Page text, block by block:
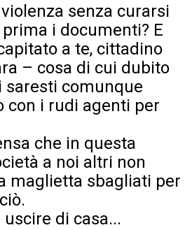
senza curarsi
i documenti? E
a te, cittadino
– cosa di cui dubito
comunque
con i rudi agenti per
che in questa
a noi altri non
maglietta sbagliati per
di casa...